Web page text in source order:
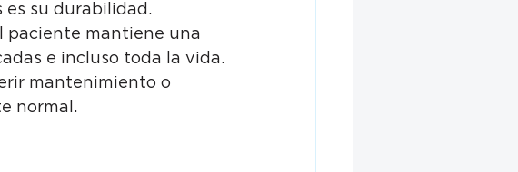
es su durabilidad.
paciente mantiene una
e incluso toda la vida.
mantenimiento o
normal.